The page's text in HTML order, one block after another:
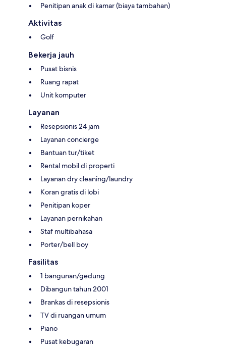
Penitipan anak di kamar (biaya tambahan)
Aktivitas
Golf
Bekerja jauh
Pusat bisnis
Ruang rapat
Unit komputer
Layanan
Resepsionis 24 jam
Layanan concierge
Bantuan tur/tiket
Rental mobil di properti
Layanan dry cleaning/laundry
Koran gratis di lobi
Penitipan koper
Layanan pernikahan
Staf multibahasa
Porter/bell boy
Fasilitas
1 bangunan/gedung
Dibangun tahun 2001
Brankas di resepsionis
TV di ruangan umum
Piano
Pusat kebugaran